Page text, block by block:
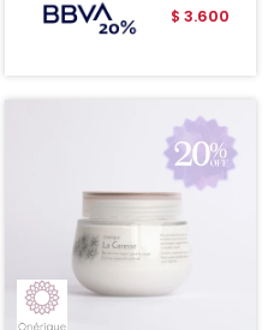
$ 3.600